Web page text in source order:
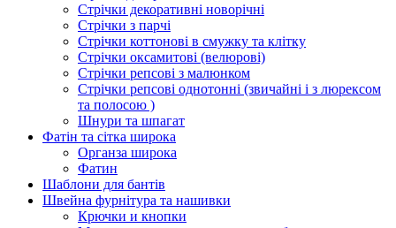
Стрічки декоративні новорічні
Стрічки з парчі
Стрічки коттонові в смужку та клітку
Стрічки оксамитові (велюрові)
Стрічки репсові з малюнком
Стрічки репсові однотонні (звичайні і з люрексом
та полосою )
Шнури та шпагат
Фатін та сітка широка
Органза широка
Фатин
Шаблони для бантів
Швейна фурнітура та нашивки
Крючки и кнопки